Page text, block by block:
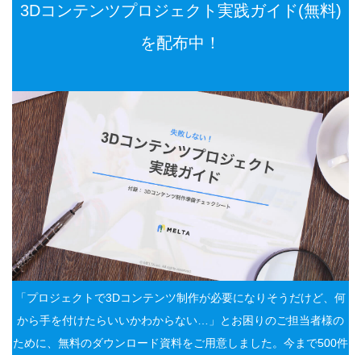
3Dコンテンツプロジェクト実践ガイド(無料)
を配布中！
「プロジェクトで3Dコンテンツ制作が必要になりそうだけど、何
から手を付けたらいいかわからない…」とお困りのご担当者様の
ために、無料のダウンロード資料をご用意しました。今まで500件